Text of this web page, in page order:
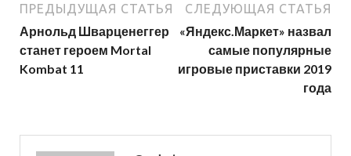
ПРЕДЫДУЩАЯ СТАТЬЯ
Арнольд Шварценеггер
станет героем Mortal
Kombat 11
СЛЕДУЮЩАЯ СТАТЬЯ
«Яндекс.Маркет» назвал
самые популярные
игровые приставки 2019
года